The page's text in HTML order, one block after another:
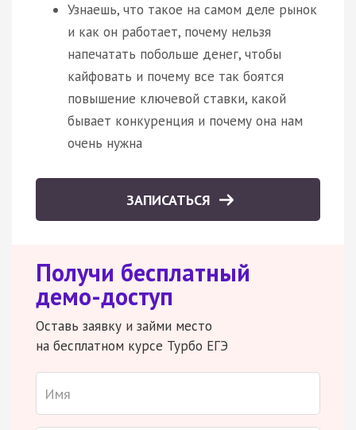
Узнаешь, что такое на самом деле рынок
и как он работает, почему нельзя
напечатать побольше денег, чтобы
кайфовать и почему все так боятся
повышение ключевой ставки, какой
бывает конкуренция и почему она нам
очень нужна
ЗАПИСАТЬСЯ
Получи бесплатный
демо-доступ
Оставь заявку и займи место
на бесплатном курсе Турбо ЕГЭ